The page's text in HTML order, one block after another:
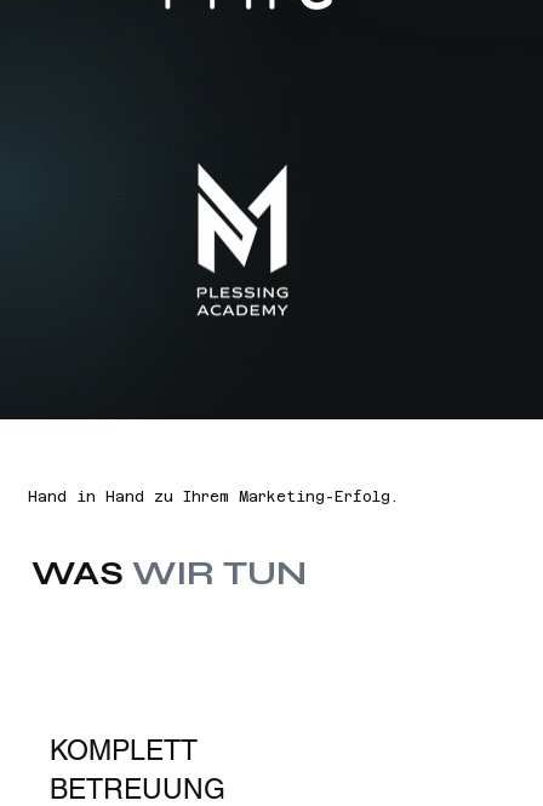
Hand in Hand zu Ihrem Marketing-Erfolg.
WAS WIR TUN
KOMPLETT
BETREUUNG